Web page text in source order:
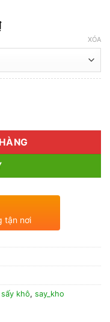
Khoảng
210.000₫
đến
XÓA
tận nơi
sấy khô, say_kho